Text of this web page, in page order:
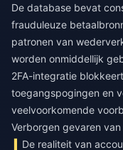
De database bevat
frauduleuze
patronen van
worden onmiddellijk
2FA-integratie
toegangspogingen en
veelvoorkomende
Verborgen gevaren
De realiteit van